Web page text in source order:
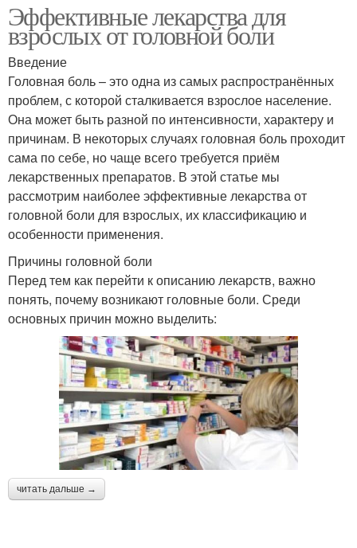
Эффективные лекарства для
взрослых от головной боли
Введение
Головная боль – это одна из самых распространённых
проблем, с которой сталкивается взрослое население.
Она может быть разной по интенсивности, характеру и
причинам. В некоторых случаях головная боль проходит
сама по себе, но чаще всего требуется приём
лекарственных препаратов. В этой статье мы
рассмотрим наиболее эффективные лекарства от
головной боли для взрослых, их классификацию и
особенности применения.
Причины головной боли
Перед тем как перейти к описанию лекарств, важно
понять, почему возникают головные боли. Среди
основных причин можно выделить:
читать дальше →